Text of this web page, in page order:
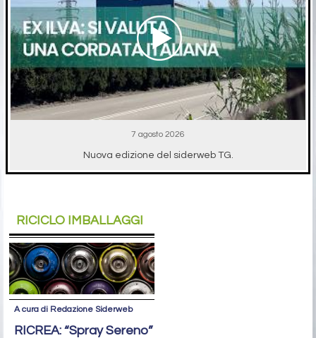
7 agosto 2026
Nuova edizione del siderweb TG.
RICICLO IMBALLAGGI
A cura di Redazione Siderweb
RICREA: “Spray Sereno”